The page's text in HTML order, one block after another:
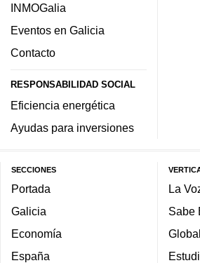
INMOGalia
Eventos en Galicia
Contacto
RESPONSABILIDAD SOCIAL
Eficiencia energética
Ayudas para inversiones
SECCIONES
Portada
Galicia
Economía
España
La
Sabe